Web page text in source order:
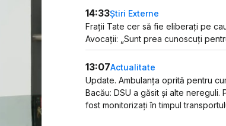
14:33Știri Externe
Frații Tate cer să fie eliberați pe
Avocații: „Sunt prea cunoscuți
13:07Actualitate
Update. Ambulanța oprită pentru
Bacău: DSU a găsit și alte nereguli.
fost monitorizați în timpul